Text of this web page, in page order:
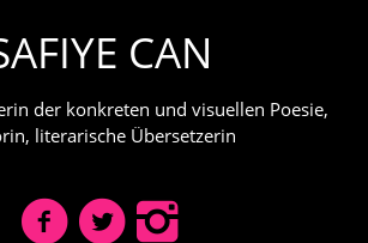
CAN
der konkreten und visuellen Poesie,
literarische Übersetzerin